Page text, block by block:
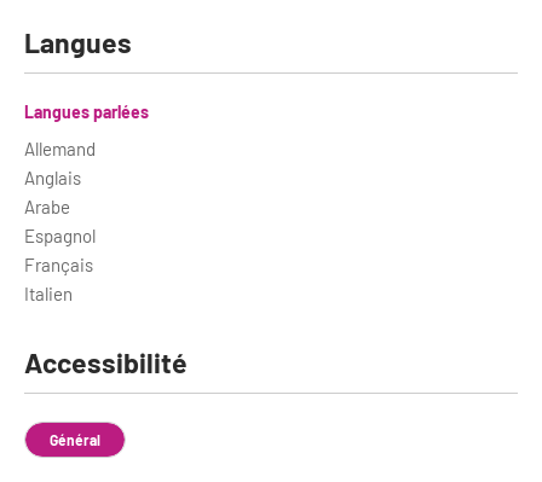
Langues
Langues parlées
Allemand
Anglais
Arabe
Espagnol
Français
Italien
Accessibilité
Général